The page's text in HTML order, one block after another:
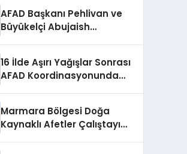
AFAD Başkanı Pehlivan ve
Büyükelçi Abujaish
16 İlde Aşırı Yağışlar Sonrası
AFAD Koordinasyonunda
Marmara Bölgesi Doğa
Kaynaklı Afetler Çalıştayı